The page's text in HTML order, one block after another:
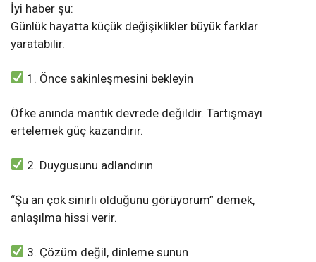
İyi haber şu:
Günlük hayatta küçük değişiklikler büyük farklar
yaratabilir.
1. Önce sakinleşmesini bekleyin
Öfke anında mantık devrede değildir. Tartışmayı
ertelemek güç kazandırır.
2. Duygusunu adlandırın
“Şu an çok sinirli olduğunu görüyorum” demek,
anlaşılma hissi verir.
3. Çözüm değil, dinleme sunun